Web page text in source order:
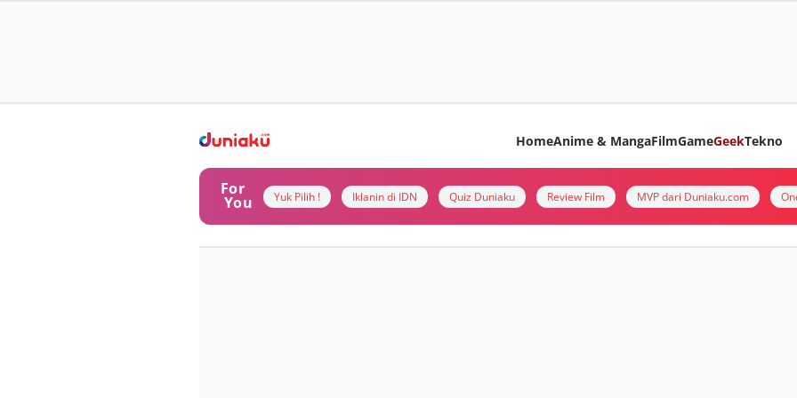
HomeAnime & MangaFilmGameGeekTekno
For
You Yuk Pilih ! Iklanin di IDN Quiz Duniaku Review Film MVP dari Duniaku.com